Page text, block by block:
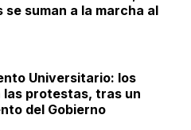
se suman a la marcha al
Universitario: los
protestas, tras un
del Gobierno